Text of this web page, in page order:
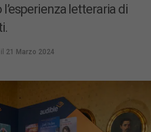
letteraria di
il 21 Marzo 2024